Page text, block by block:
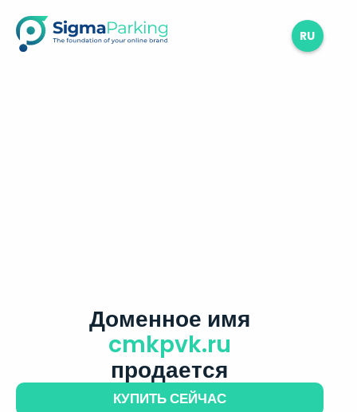
RU
Доменное имя
cmkpvk.ru
продается
КУПИТЬ СЕЙЧАС